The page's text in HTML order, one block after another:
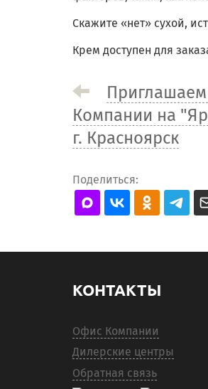
Скажите «нет» сухой,
Крем доступен для
Приглашаем
Компании на
г. Красноярск
Поделиться:
КОНТАКТЫ
Офис Компании
Дилерские центры
Обратная связь